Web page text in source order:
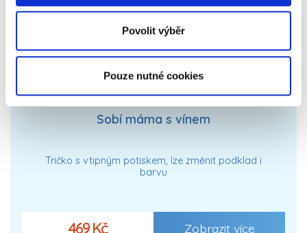
Povolit výběr
Pouze nutné cookies
Sobí máma s vínem
Tričko s vtipným potiskem, lze změnit podklad i
barvu
469 Kč Zobrazit více